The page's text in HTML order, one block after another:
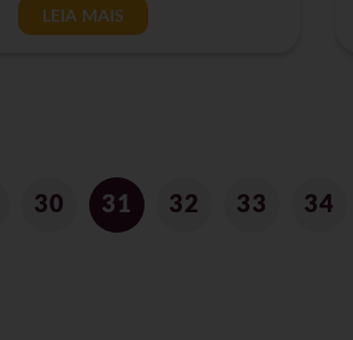
LEIA MAIS
30 31 32 33 34